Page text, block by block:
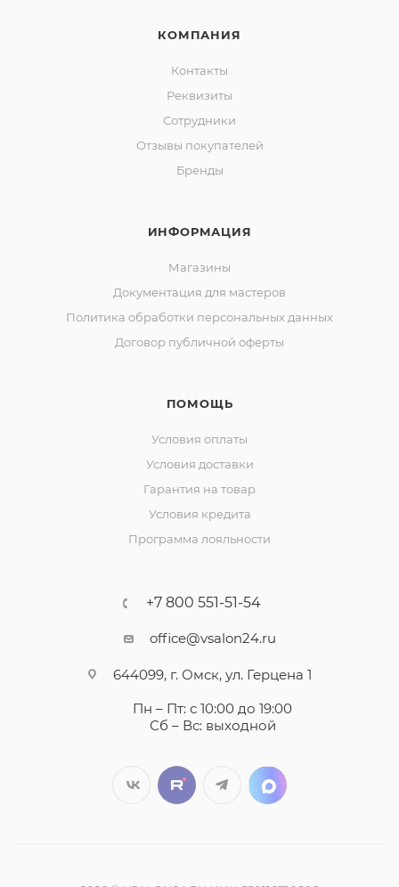
КОМПАНИЯ
Контакты
Реквизиты
Сотрудники
Отзывы покупателей
Бренды
ИНФОРМАЦИЯ
Магазины
Документация для мастеров
Политика обработки персональных данных
Договор публичной оферты
ПОМОЩЬ
Условия оплаты
Условия доставки
Гарантия на товар
Условия кредита
Программа лояльности
+7 800 551-51-54
office@vsalon24.ru
644099, г. Омск, ул. Герцена 1
Пн – Пт: с 10:00 до 19:00
Сб – Вс: выходной